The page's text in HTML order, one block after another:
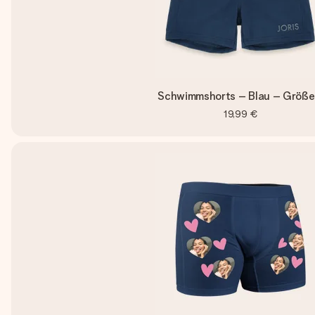
Schwimmshorts – Blau –
19,99 €